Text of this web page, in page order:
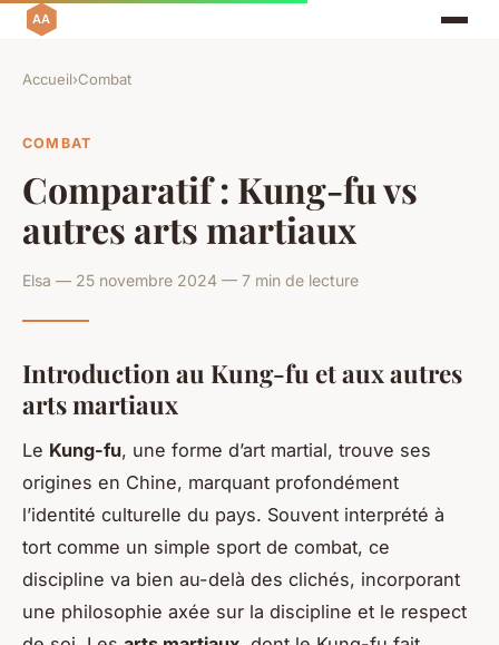
Accueil›Combat
COMBAT
Comparatif : Kung-fu vs
autres arts martiaux
Elsa — 25 novembre 2024 — 7 min de lecture
Introduction au Kung-fu et aux autres
arts martiaux
Le Kung-fu, une forme d’art martial, trouve ses
origines en Chine, marquant profondément
l’identité culturelle du pays. Souvent interprété à
tort comme un simple sport de combat, ce
discipline va bien au-delà des clichés, incorporant
une philosophie axée sur la discipline et le respect